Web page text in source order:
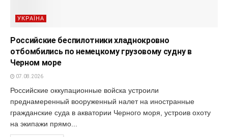
УКРАЇНА
Российские беспилотники хладнокровно
отбомбились по немецкому грузовому судну в
Черном море
07.08.2026
Российские оккупационные войска устроили
преднамеренный вооруженный налет на иностранные
гражданские суда в акватории Черного моря, устроив охоту
на экипажи прямо...